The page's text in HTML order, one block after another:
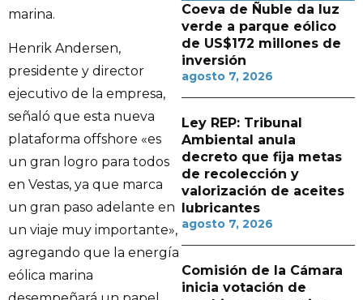
marina.
Henrik Andersen,
presidente y director
ejecutivo de la empresa,
señaló que esta nueva
plataforma offshore «es
un gran logro para todos
en Vestas, ya que marca
un gran paso adelante en
un viaje muy importante»,
agregando que la energía
eólica marina
Coeva de Ñuble da luz
verde a parque eólico
de US$172 millones de
inversión
agosto 7, 2026
Ley REP: Tribunal
Ambiental anula
decreto que fija metas
de recolección y
valorización de aceites
lubricantes
agosto 7, 2026
Comisión de la Cámara
inicia votación de